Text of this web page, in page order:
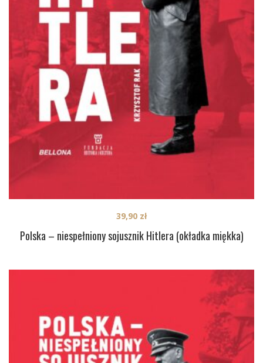
Polska – niespełniony sojusznik Hitlera (okładka miękka)
39,90 zł